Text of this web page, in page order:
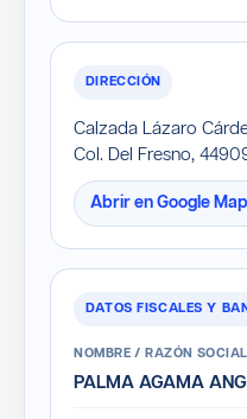
DIRECCIÓN
Calzada Lázaro
Col. Del Fresno,
Abrir en Google
DATOS FISCALES Y
NOMBRE / RAZÓN SOCIAL
PALMA AGAMA